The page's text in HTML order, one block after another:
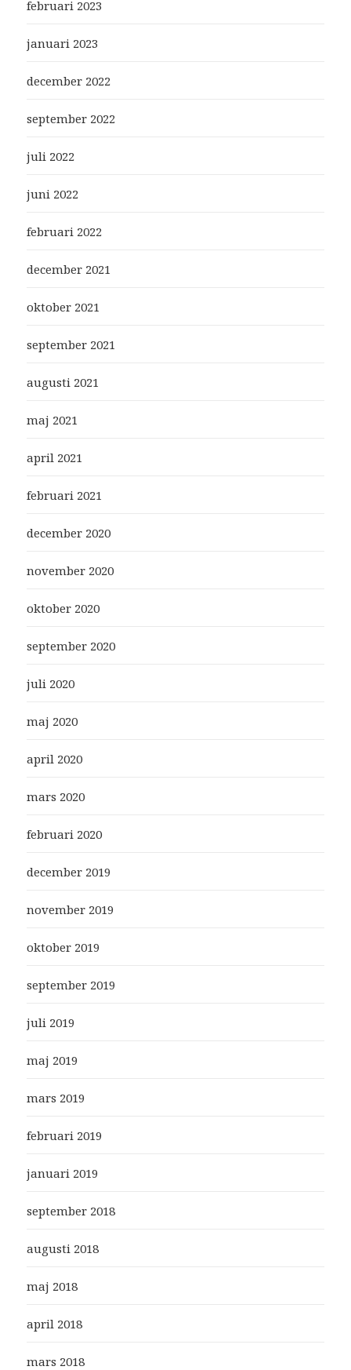
februari 2023
januari 2023
december 2022
september 2022
juli 2022
juni 2022
februari 2022
december 2021
oktober 2021
september 2021
augusti 2021
maj 2021
april 2021
februari 2021
december 2020
november 2020
oktober 2020
september 2020
juli 2020
maj 2020
april 2020
mars 2020
februari 2020
december 2019
november 2019
oktober 2019
september 2019
juli 2019
maj 2019
mars 2019
februari 2019
januari 2019
september 2018
augusti 2018
maj 2018
april 2018
mars 2018